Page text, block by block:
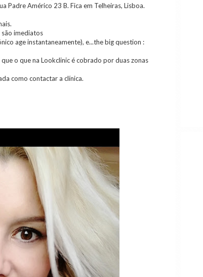
Padre Américo 23 B. Fica em Telheiras, Lisboa.
são imediatos
age instantaneamente), e...the big question :
o que na Lookclinic é cobrado por duas zonas
como contactar a clínica.